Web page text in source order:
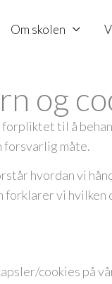
Om skolen
og
forpliktet til å
forsvarlig måte.
hvordan vi
vi hvilken
cookies på